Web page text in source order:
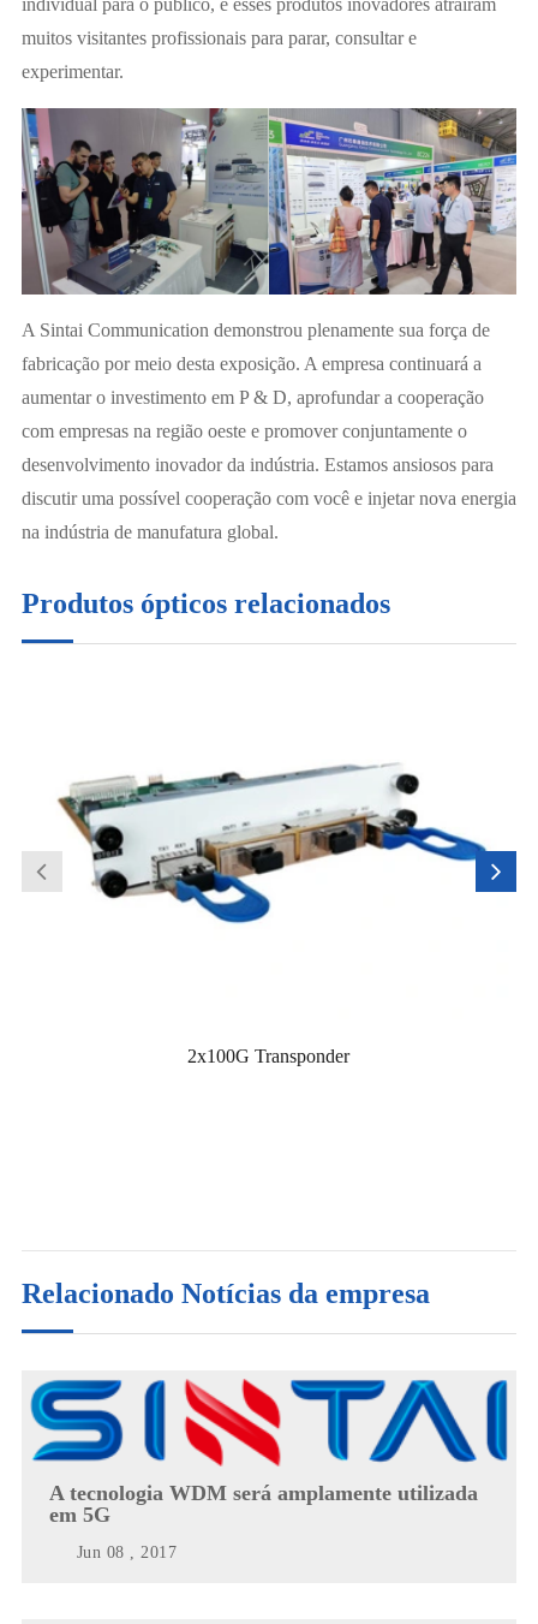
muitos visitantes profissionais para parar, consultar e
experimentar.
A Sintai Communication demonstrou plenamente sua força de
fabricação por meio desta exposição. A empresa continuará a
aumentar o investimento em P & D, aprofundar a cooperação
com empresas na região oeste e promover conjuntamente o
desenvolvimento inovador da indústria. Estamos ansiosos para
discutir uma possível cooperação com você e injetar nova energia
na indústria de manufatura global.
Produtos ópticos relacionados
2x100G Transponder
Relacionado Notícias da empresa
A tecnologia WDM será amplamente utilizada
em 5G
Jun 08 , 2017